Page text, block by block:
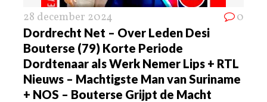
28 december 2024 0
Dordrecht Net – Over Leden Desi
Bouterse (79) Korte Periode
Dordtenaar als Werk Nemer Lips + RTL
Nieuws – Machtigste Man van Suriname
+ NOS – Bouterse Grijpt de Macht